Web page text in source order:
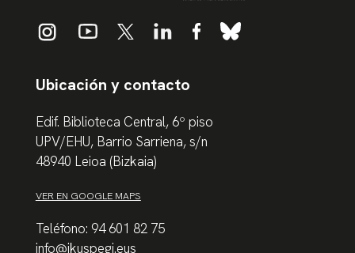
Ubicación y contacto
Edif. Biblioteca Central, 6º piso
UPV/EHU, Barrio Sarriena, s/n
48940 Leioa (Bizkaia)
VER EN GOOGLE MAPS
Teléfono: 94 601 82 75
info@ikuspegi.eus